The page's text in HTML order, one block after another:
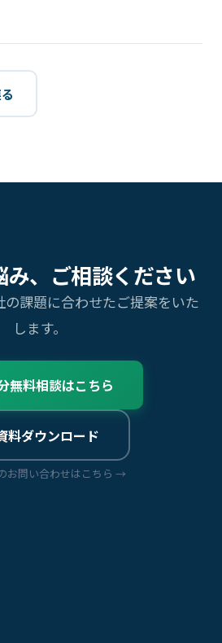
み、ご相談ください
課題に合わせたご提案をいた
します。
無料相談はこちら
料ダウンロード
お問い合わせはこちら →